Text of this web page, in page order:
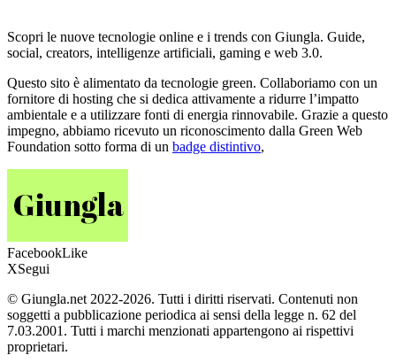
Scopri le nuove tecnologie online e i trends con Giungla. Guide,
social, creators, intelligenze artificiali, gaming e web 3.0.
Questo sito è alimentato da tecnologie green. Collaboriamo con un
fornitore di hosting che si dedica attivamente a ridurre l’impatto
ambientale e a utilizzare fonti di energia rinnovabile. Grazie a questo
impegno, abbiamo ricevuto un riconoscimento dalla Green Web
Foundation sotto forma di un badge distintivo,
FacebookLike
XSegui
© Giungla.net 2022-2026. Tutti i diritti riservati. Contenuti non
soggetti a pubblicazione periodica ai sensi della legge n. 62 del
7.03.2001. Tutti i marchi menzionati appartengono ai rispettivi
proprietari.